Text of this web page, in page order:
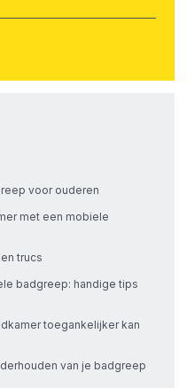
voor ouderen
met een mobiele
trucs
badgreep: handige tips
toegankelijker kan
van je badgreep